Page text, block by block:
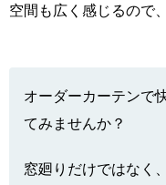
空間も広く感じるので
オーダーカーテンで
てみませんか？
窓廻りだけではなく